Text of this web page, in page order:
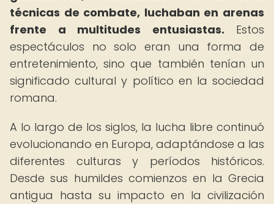
técnicas de combate, luchaban en arenas
frente a multitudes entusiastas. Estos
espectáculos no solo eran una forma de
entretenimiento, sino que también tenían un
significado cultural y político en la sociedad
romana.
A lo largo de los siglos, la lucha libre continuó
evolucionando en Europa, adaptándose a las
diferentes culturas y períodos históricos.
Desde sus humildes comienzos en la Grecia
antigua hasta su impacto en la civilización